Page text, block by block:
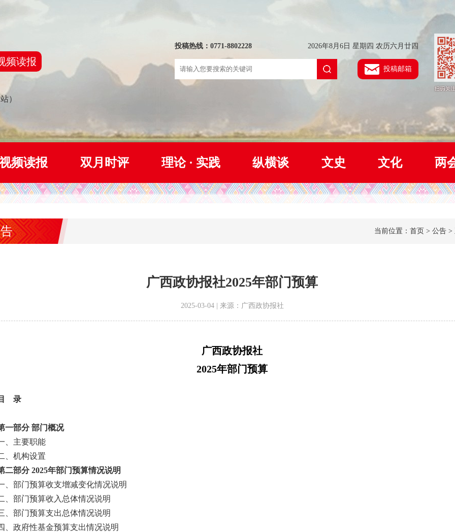
频读报
）
投稿热线：0771-8802228 2026年8月6日 星期四 农历六月廿四
投稿邮箱
频读报 双月时评 理论 · 实践 纵横谈 文史 文化 两
当前位置：首页 > 公告 >
广西政协报社2025年部门预算
2025-03-04 | 来源：广西政协报社
广西政协报社
2025年部门预算
录
部分 部门概况
主要职能
机构设置
部分 2025年部门预算情况说明
部门预算收支增减变化情况说明
部门预算收入总体情况说明
部门预算支出总体情况说明
政府性基金预算支出情况说明